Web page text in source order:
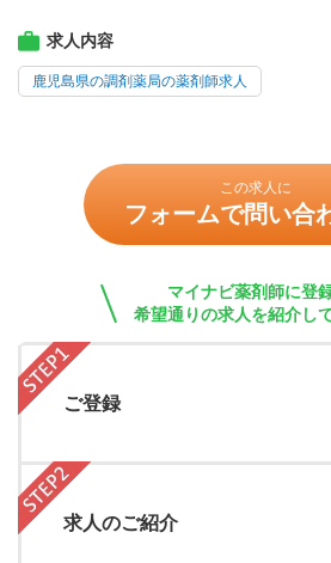
求人内容
鹿児島県の調剤薬局の薬剤師求人
この求人に
フォームで問い合
マイナビ薬剤師に登
希望通りの求人を紹介し
ご登録
求人のご紹介